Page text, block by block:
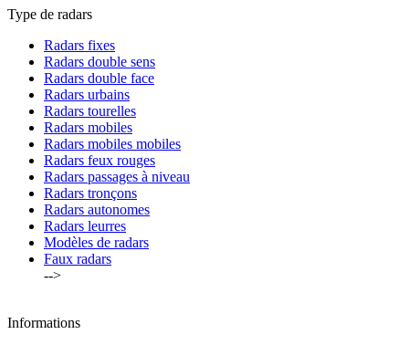
Type de radars
Radars fixes
Radars double sens
Radars double face
Radars urbains
Radars tourelles
Radars mobiles
Radars mobiles mobiles
Radars feux rouges
Radars passages à niveau
Radars tronçons
Radars autonomes
Radars leurres
Modèles de radars
Faux radars
-->
Informations